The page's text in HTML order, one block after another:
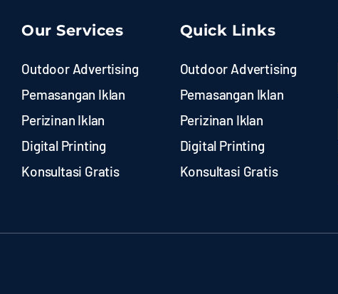
Our Services
Outdoor Advertising
Pemasangan Iklan
Perizinan Iklan
Digital Printing
Konsultasi Gratis
Quick Links
Outdoor Advertising
Pemasangan Iklan
Perizinan Iklan
Digital Printing
Konsultasi Gratis